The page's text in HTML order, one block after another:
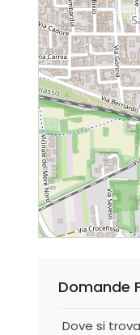
Domande
Dove si